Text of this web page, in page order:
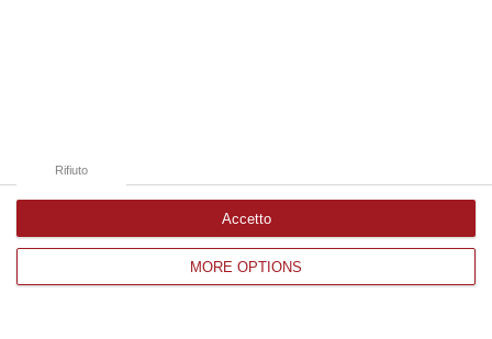
MORE OPTIONS
Rifiuto
Accetto
Corriere delle Calabria è una testata giornalistica di News&Com S.r.l